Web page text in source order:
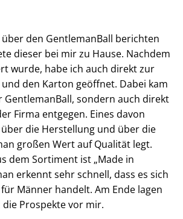
den GentlemanBall berichten
dieser bei mir zu Hause. Nachdem
wurde, habe ich auch direkt zur
den Karton geöffnet. Dabei kam
sondern auch direkt
Firma entgegen. Eines davon
die Herstellung und über die
großen Wert auf Qualität legt.
dem Sortiment ist „Made in
erkennt sehr schnell, dass es sich
Männer handelt. Am Ende lagen
Prospekte vor mir.